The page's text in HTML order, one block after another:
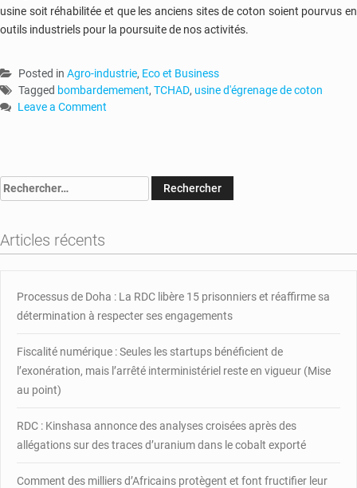
usine soit réhabilitée et que les anciens sites de coton soient pourvus en
outils industriels pour la poursuite de nos activités.
Posted in Agro-industrie, Eco et Business
Tagged bombardemement, TCHAD, usine d'égrenage de coton
Leave a Comment
usine
coton
graine
par
bombardement
Rechercher :
Articles récents
Processus de Doha : La RDC libère 15 prisonniers et réaffirme sa
détermination à respecter ses engagements
Fiscalité numérique : Seules les startups bénéficient de
l’exonération, mais l’arrêté interministériel reste en vigueur (Mise
au point)
RDC : Kinshasa annonce des analyses croisées après des
allégations sur des traces d’uranium dans le cobalt exporté
Comment des milliers d’Africains protègent et font fructifier leur